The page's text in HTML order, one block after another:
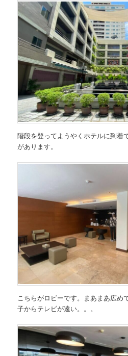
階段を登ってようやくホテルに到着
があります。
こちらがロビーです。まあまあ広め
子からテレビが遠い。。。